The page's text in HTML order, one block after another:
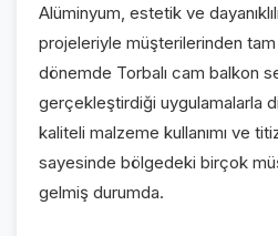
Alüminyum, estetik ve
projeleriyle müşterilerinden tam
dönemde Torbalı cam balkon
gerçekleştirdiği uygulamalarla
kaliteli malzeme kullanımı ve
sayesinde bölgedeki birçok
gelmiş durumda.